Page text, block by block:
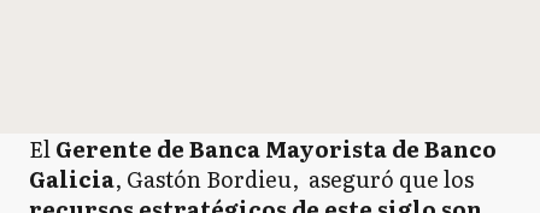
ElGerente de Banca Mayorista de Banco
Galicia, Gastón Bordieu, aseguró que los